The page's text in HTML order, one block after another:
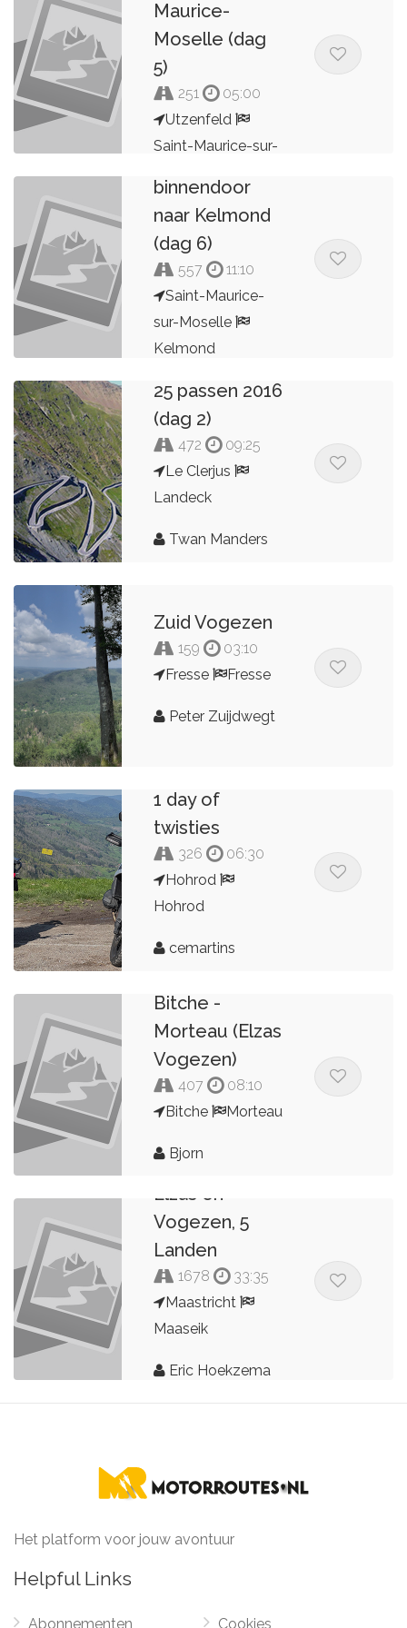
Maurice-
Moselle (dag
5)
251
05:00
Utzenfeld
Saint-Maurice-sur-
Ger Wouters
Saint-Maurice-
binnendoor
naar Kelmond
(dag 6)
557
11:10
Saint-Maurice-
sur-Moselle
Kelmond
Ger Wouters
25 passen 2016
(dag 2)
472
09:25
Le Clerjus
Landeck
Twan Manders
Zuid Vogezen
159
03:10
Fresse
Fresse
Peter Zuijdwegt
1 day of
twisties
326
06:30
Hohrod
Hohrod
cemartins
Bitche -
Morteau (Elzas
Vogezen)
407
08:10
Bitche
Morteau
Bjorn
Elzas en
Vogezen, 5
Landen
1678
33:35
Maastricht
Maaseik
Eric Hoekzema
Het platform voor jouw avontuur
Helpful Links
Abonnementen Cookies